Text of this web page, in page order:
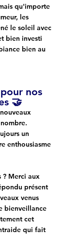
qu'importe
les
le soleil avec
bien investi
bien au
nos
🤝
un
enthousiasme
? Merci aux
présent
venus
bienveillance
cet
qui fait